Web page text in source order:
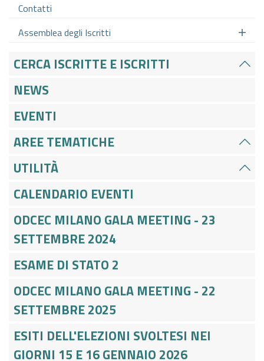
Contatti
Assemblea degli Iscritti
CERCA ISCRITTE E ISCRITTI
NEWS
EVENTI
AREE TEMATICHE
UTILITÀ
CALENDARIO EVENTI
ODCEC MILANO GALA MEETING - 23
SETTEMBRE 2024
ESAME DI STATO 2
ODCEC MILANO GALA MEETING - 22
SETTEMBRE 2025
ESITI DELL'ELEZIONI SVOLTESI NEI
GIORNI 15 E 16 GENNAIO 2026